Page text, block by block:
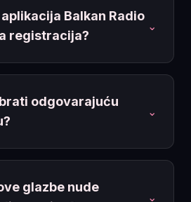
Balkan Radio
registracija?
⌄
odgovarajuću
⌄
glazbe nude
⌄